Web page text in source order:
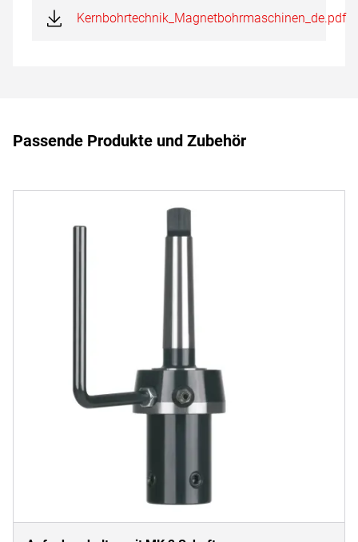
Kernbohrtechnik_Magnetbohrmaschinen_de.pdf
Passende Produkte und Zubehör